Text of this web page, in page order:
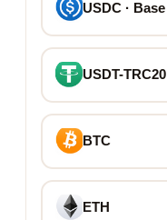
USDC · Base
USDT-TRC20
BTC
ETH